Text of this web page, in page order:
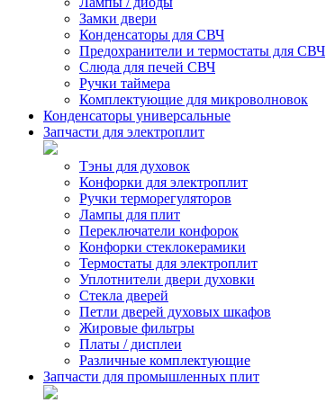
Замки двери
Конденсаторы для СВЧ
Предохранители и термостаты для СВЧ
Слюда для печей СВЧ
Ручки таймера
Комплектующие для микроволновок
Конденсаторы универсальные
Запчасти для электроплит
Тэны для духовок
Конфорки для электроплит
Ручки терморегуляторов
Лампы для плит
Переключатели конфорок
Конфорки стеклокерамики
Термостаты для электроплит
Уплотнители двери духовки
Стекла дверей
Петли дверей духовых шкафов
Жировые фильтры
Платы / дисплеи
Различные комплектующие
Запчасти для промышленных плит